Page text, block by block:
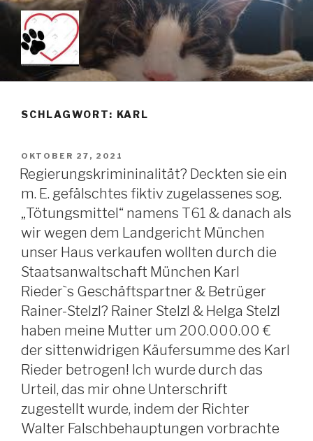
Zum
Inhalt
springen
KEIN TÖTUNGSMITTEL –
MITTEL DER WAHL WENN
REGENBOGENBRÜCKE
SCHICKEN MÖCHTE!!!
Just another WordPress site
SCHLAGWORT: KARL
VERÖFFENTLICHT
AM
OKTOBER 27, 2021
Regierungskrimininalität? Deckten sie ein
m. E. gefälschtes fiktiv zugelassenes sog.
„Tötungsmittel“ namens T61 & danach als
wir wegen dem Landgericht München
unser Haus verkaufen wollten durch die
Staatsanwaltschaft München Karl
Rieder`s Geschäftspartner & Betrüger
Rainer-Stelzl? Rainer Stelzl & Helga Stelzl
haben meine Mutter um 200.000.00 €
der sittenwidrigen Käufersumme des Karl
Rieder betrogen! Ich wurde durch das
Urteil, das mir ohne Unterschrift
zugestellt wurde, indem der Richter
Walter Falschbehauptungen vorbrachte